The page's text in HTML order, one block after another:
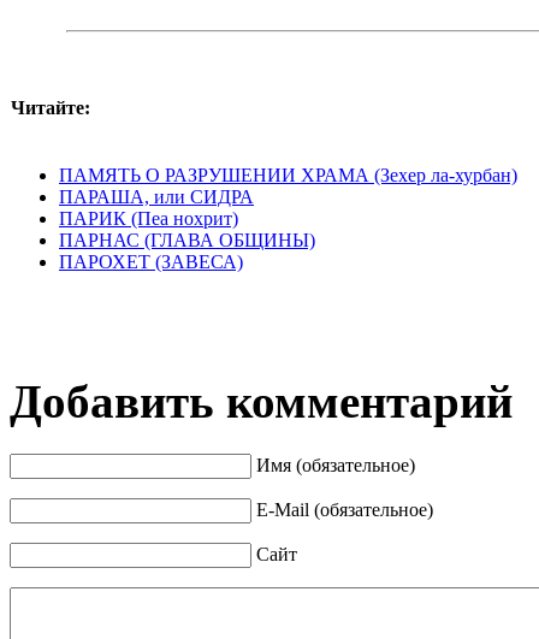
Читайте:
ПАМЯТЬ О РАЗРУШЕНИИ ХРАМА (Зехер ла-хурбан)
ПАРАША, или СИДРА
ПАРИК (Пеа нохрит)
ПАРНАС (ГЛАВА ОБЩИНЫ)
ПАРОХЕТ (ЗАВЕСА)
Добавить комментарий
Имя (обязательное)
E-Mail (обязательное)
Сайт